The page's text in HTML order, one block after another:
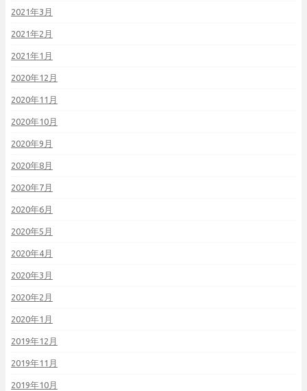
2021年3月
2021年2月
2021年1月
2020年12月
2020年11月
2020年10月
2020年9月
2020年8月
2020年7月
2020年6月
2020年5月
2020年4月
2020年3月
2020年2月
2020年1月
2019年12月
2019年11月
2019年10月